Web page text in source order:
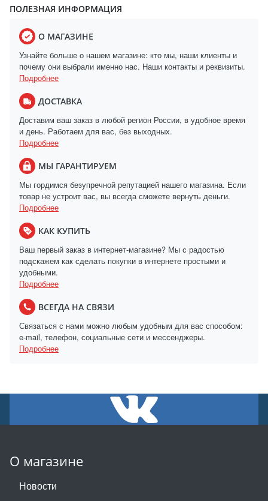
ПОЛЕЗНАЯ ИНФОРМАЦИЯ
О МАГАЗИНЕ
Узнайте больше о нашем магазине: кто мы, наши клиенты и
почему они выбрали именно нас. Наши контакты и реквизиты.
Подробнее
ДОСТАВКА
Доставим ваш заказ в любой регион России, в удобное время
и день. Работаем для вас, без выходных.
Подробнее
МЫ ГАРАНТИРУЕМ
Мы гордимся безупречной репутацией нашего магазина. Если
товар не устроит вас, вы всегда сможете вернуть деньги.
Подробнее
КАК КУПИТЬ
Ваш первый заказ в интернет-магазине? Мы с радостью
подскажем как сделать покупки в интернете простыми и
удобными.
Подробнее
ВСЕГДА НА СВЯЗИ
Связаться с нами можно любым удобным для вас способом:
e-mail, телефон, социальные сети и мессенджеры.
Подробнее
О магазине
Новости